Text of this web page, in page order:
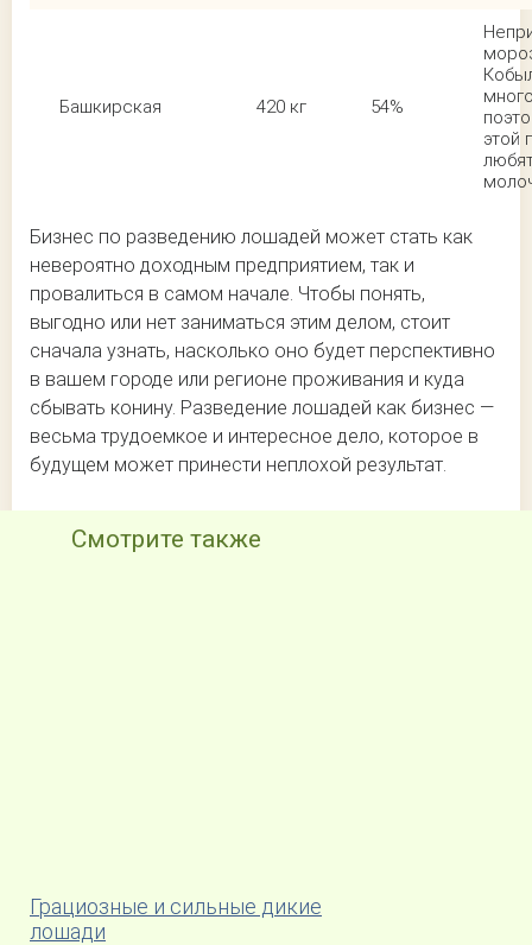
Башкирская 420 кг 54%
этой
Бизнес по разведению лошадей может стать как
невероятно доходным предприятием, так и
провалиться в самом начале. Чтобы понять,
выгодно или нет заниматься этим делом, стоит
сначала узнать, насколько оно будет перспективно
в вашем городе или регионе проживания и куда
сбывать конину. Разведение лошадей как бизнес —
весьма трудоемкое и интересное дело, которое в
будущем может принести неплохой результат.
Смотрите также
Грациозные и сильные дикие
лошади